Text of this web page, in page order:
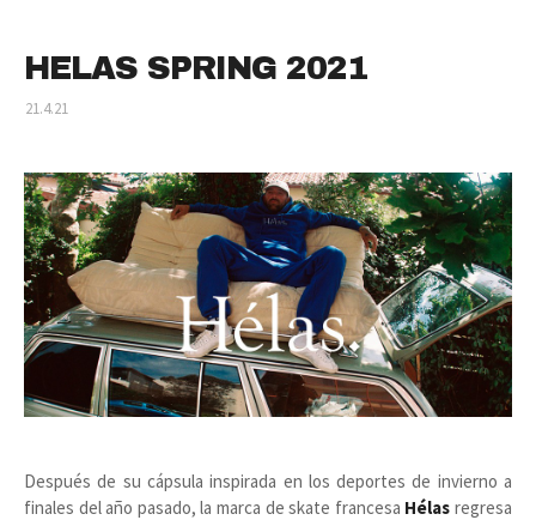
HELAS SPRING 2021
21.4.21
Después de su cápsula inspirada en los deportes de invierno a
finales del año pasado, la marca de skate francesa Hélas regresa